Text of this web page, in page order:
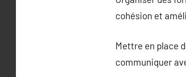
cohésion et
Mettre en place
communiquer